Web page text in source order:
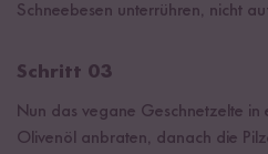
Schneebesen unterrühren, nicht
Schritt 03
Nun das vegane Geschnetzelte in
Olivenöl anbraten, danach die